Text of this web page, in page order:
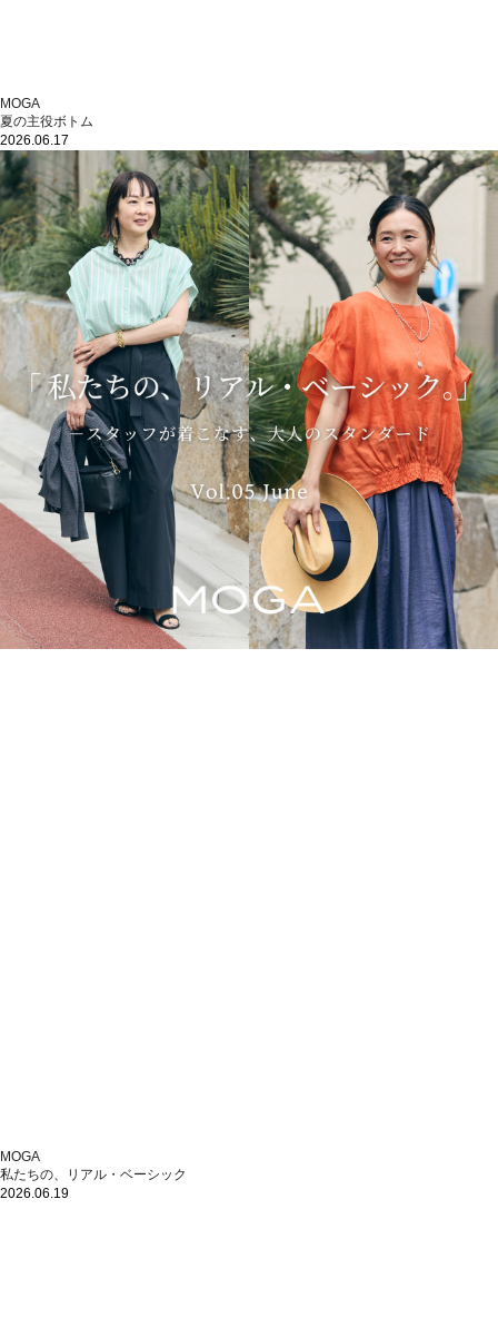
MOGA
夏の主役ボトム
2026.06.17
MOGA
私たちの、リアル・ベーシック
2026.06.19